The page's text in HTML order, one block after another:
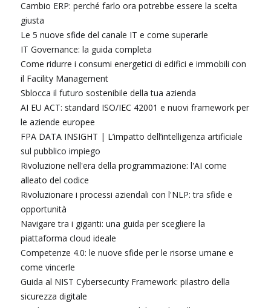
Cambio ERP: perché farlo ora potrebbe essere la scelta
giusta
Le 5 nuove sfide del canale IT e come superarle
IT Governance: la guida completa
Come ridurre i consumi energetici di edifici e immobili con
il Facility Management
Sblocca il futuro sostenibile della tua azienda
AI EU ACT: standard ISO/IEC 42001 e nuovi framework per
le aziende europee
FPA DATA INSIGHT | L’impatto dell’intelligenza artificiale
sul pubblico impiego
Rivoluzione nell'era della programmazione: l'AI come
alleato del codice
Rivoluzionare i processi aziendali con l'NLP: tra sfide e
opportunità
Navigare tra i giganti: una guida per scegliere la
piattaforma cloud ideale
Competenze 4.0: le nuove sfide per le risorse umane e
come vincerle
Guida al NIST Cybersecurity Framework: pilastro della
sicurezza digitale